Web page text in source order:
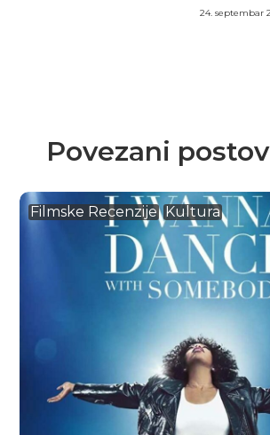
24. septembar
Povezani
Filmske Recenzije Kultura